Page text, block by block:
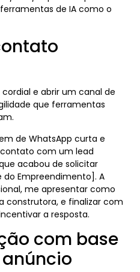
de IA como o
e abrir um canal de
que ferramentas
de WhatsApp curta e
com um lead
acabou de solicitar
Empreendimento]. A
me apresentar como
construtora, e finalizar com
a resposta.
com base